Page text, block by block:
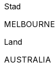
Stad
MELBOURNE
Land
AUSTRALIA